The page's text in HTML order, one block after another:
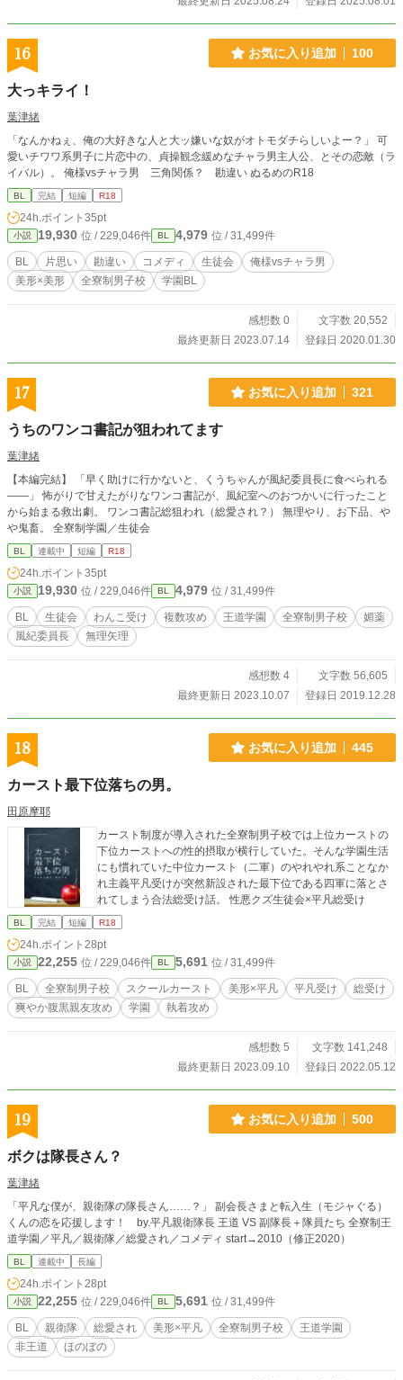
16 お気に入り追加 100
大っキライ！
葉津緒
「なんかねぇ、俺の大好きな人と大ッ嫌いな奴がオトモダチらしいよー？」 可
愛いチワワ系男子に片恋中の、貞操観念緩めなチャラ男主人公、とその恋敵（ラ
イバル）。 俺様vsチャラ男 三角関係？ 勘違い ぬるめのR18
BL 完結 短編 R18
24h.ポイント 35pt
小説 19,930 位 / 229,046件 BL 4,979 位 / 31,499件
BL 片思い 勘違い コメディ 生徒会
俺様vsチャラ男
美形×美形
全寮制男子校 学園BL
感想数 0
文字数 20,552
最終更新日 2023.07.14
登録日 2020.01.30
17 お気に入り追加 321
うちのワンコ書記が狙われてます
葉津緒
【本編完結】 「早く助けに行かないと、くうちゃんが風紀委員長に食べられる
――」 怖がりで甘えたがりなワンコ書記が、風紀室へのおつかいに行ったこと
から始まる救出劇。 ワンコ書記総狙われ（総愛され？） 無理やり、お下品、や
や鬼畜。 全寮制学園／生徒会
BL 連載中 短編 R18
24h.ポイント 35pt
小説 19,930 位 / 229,046件 BL 4,979 位 / 31,499件
BL 生徒会 わんこ受け 複数攻め 王道学園 全寮制男子校
媚薬
風紀委員長
無理矢理
感想数 4
文字数 56,605
最終更新日 2023.10.07
登録日 2019.12.28
18 お気に入り追加 445
カースト最下位落ちの男。
田原摩耶
カースト制度が導入された全寮制男子校では上位カーストの
下位カーストへの性的摂取が横行していた。そんな学園生活
にも慣れていた中位カースト（二軍）のやれやれ系ことなか
れ主義平凡受けが突然新設された最下位である四軍に落とさ
れてしまう合法総受け話。 性悪クズ生徒会×平凡総受け
BL 完結 短編 R18
24h.ポイント 28pt
小説 22,255 位 / 229,046件 BL 5,691 位 / 31,499件
BL 全寮制男子校 スクールカースト 美形×平凡 平凡受け
総受け
爽やか腹黒親友攻め
学園 執着攻め
感想数 5
文字数 141,248
最終更新日 2023.09.10
登録日 2022.05.12
19 お気に入り追加 500
ボクは隊長さん？
葉津緒
「平凡な僕が、親衛隊の隊長さん……？」 副会長さまと転入生（モジャぐる）
くんの恋を応援します！ by.平凡親衛隊長 王道 VS 副隊長＋隊員たち 全寮制王
道学園／平凡／親衛隊／総愛され／コメディ start→2010（修正2020）
BL 連載中 長編
24h.ポイント 28pt
小説 22,255 位 / 229,046件 BL 5,691 位 / 31,499件
BL 親衛隊 総愛され 美形×平凡 全寮制男子校
王道学園
非王道
ほのぼの